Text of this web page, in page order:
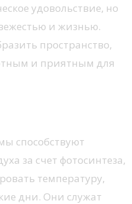
удовольствие, но
и жизнью.
пространство,
и приятным для
способствуют
за счет фотосинтеза,
температуру,
дни. Они служат